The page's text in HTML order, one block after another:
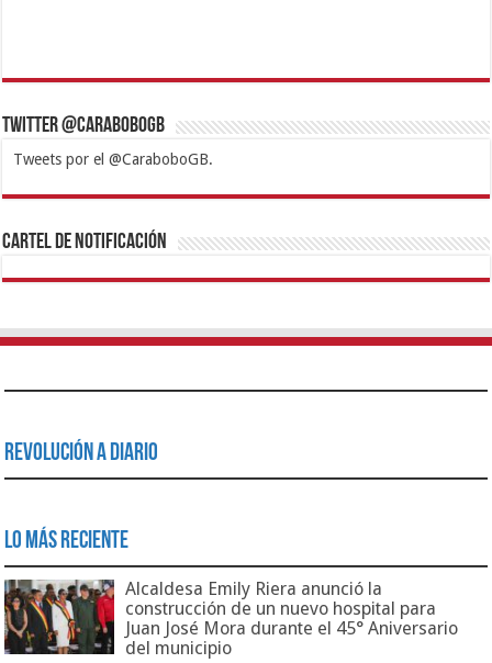
Twitter @CaraboboGB
Tweets por el @CaraboboGB.
1xbetBetturkeyBetistKralbetSupertotobetTipobetMatadorbetMariobet
https://mvbcasino.com/
Cartel de Notificación
Revolución a Diario
Lo Más Reciente
Alcaldesa Emily Riera anunció la
construcción de un nuevo hospital para
Juan José Mora durante el 45° Aniversario
del municipio